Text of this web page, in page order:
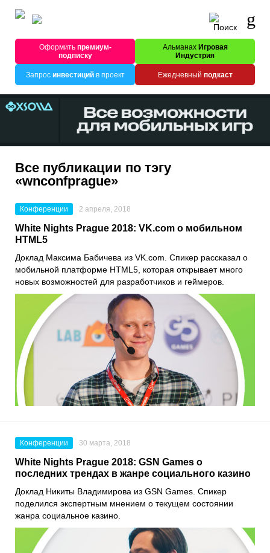
Оформитьпремиум-
подписку
Альманах Игровая
Индустрия
Запрос инвестицийв проект Ежедневный подкаст
Все публикации по тэгу
«wnconfprague»
Конференции 2 апреля, 2018
White Nights Prague 2018: VK.com о мобильном
HTML5
Доклад Максима Бабичева из VK.com. Спикер рассказал о
мобильной платформе HTML5, которая открывает много
новых возможностей для разработчиков и геймеров.
Конференции 30 марта, 2018
White Nights Prague 2018: GSN Games о
последних трендах в жанре социального казино
Доклад Никиты Владимирова из GSN Games. Спикер
поделился экспертным мнением о текущем состоянии
жанра социальное казино.